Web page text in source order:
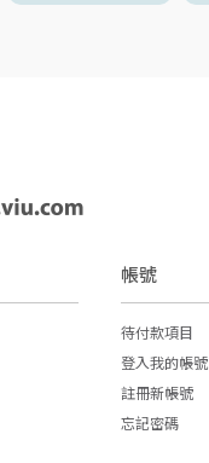
帳號
待付款項目
登入我的帳號
註冊新帳號
忘記密碼